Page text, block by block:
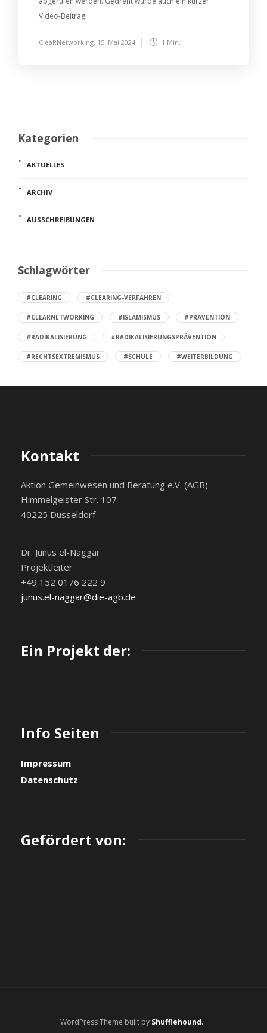
Video-Beitrag.
CleaRNetworking, 15. Mai 2024 1 Min.
Kategorien
AKTUELLES
ARCHIV
AUSSCHREIBUNGEN
Schlagwörter
#CLEARING #CLEARING-VERFAHREN
#CLEARNETWORKING #ISLAMISMUS #PRÄVENTION
#RADIKALISIERUNG #RADIKALISIERUNGSPRÄVENTION
#RECHTSEXTREMISMUS #SCHULE #WEITERBILDUNG
Kontakt
Aktion Gemeinwesen und Beratung e.V. (AGB)
Himmelgeister Str. 107
40225 Düsseldorf
Dr. Junus el-Naggar
Projektleiter
+49 152 0176 222 9
junus.el-naggar@die-agb.de
Ein Projekt der:
Info Seiten
Impressum
Datenschutz
Gefördert von:
WordPress Theme built by Shufflehound.